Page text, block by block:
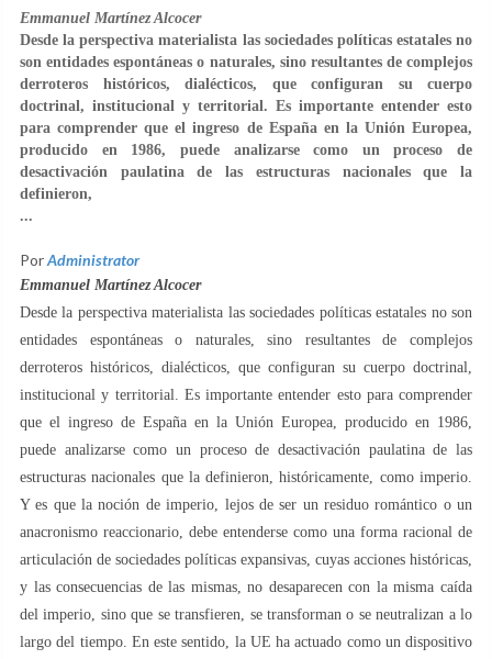
Emmanuel Martínez Alcocer
Desde la perspectiva materialista las sociedades políticas estatales no
son entidades espontáneas o naturales, sino resultantes de complejos
derroteros históricos, dialécticos, que configuran su cuerpo
doctrinal, institucional y territorial. Es importante entender esto
para comprender que el ingreso de España en la Unión Europea,
producido en 1986, puede analizarse como un proceso de
desactivación paulatina de las estructuras nacionales que la
definieron,
...
PorAdministrator
Emmanuel Martínez Alcocer
Desde la perspectiva materialista las sociedades políticas estatales no son
entidades espontáneas o naturales, sino resultantes de complejos
derroteros históricos, dialécticos, que configuran su cuerpo doctrinal,
institucional y territorial. Es importante entender esto para comprender
que el ingreso de España en la Unión Europea, producido en 1986,
puede analizarse como un proceso de desactivación paulatina de las
estructuras nacionales que la definieron, históricamente, como imperio.
Y es que la noción de imperio, lejos de ser un residuo romántico o un
anacronismo reaccionario, debe entenderse como una forma racional de
articulación de sociedades políticas expansivas, cuyas acciones históricas,
y las consecuencias de las mismas, no desaparecen con la misma caída
del imperio, sino que se transfieren, se transforman o se neutralizan a lo
largo del tiempo. En este sentido, la UE ha actuado como un dispositivo